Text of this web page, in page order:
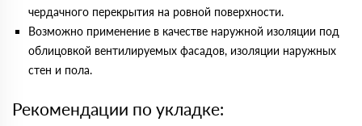
чердачного перекрытия на ровной поверхности.
Возможно применение в качестве наружной изоляции под
облицовкой вентилируемых фасадов, изоляции наружных
стен и пола.
Рекомендации по укладке: